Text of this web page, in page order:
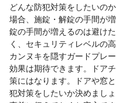
どんな防犯対策をしたいの
場合、施錠・解錠の手間が
錠の手間が増えるのは避け
く、セキュリティレベルの
カンヌキを隠すガードプレ
効果は期待できます。ドア
策にはなります。ドアや窓
犯対策をしたいか決めまし